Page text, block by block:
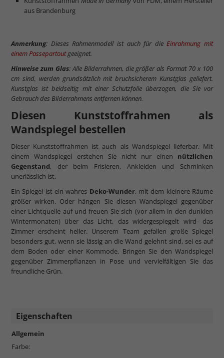
aus Brandenburg
Anmerkung: Dieses Rahmenmodell ist auch für dieEinrahmung mit
einem Passepartoutgeeignet.
Hinweise zum Glas: Alle Bilderrahmen, die größer als Format 70 x 100
cm sind, werden grundsätzlich mit bruchsicherem Kunstglas geliefert.
Kunstglas ist beidseitig mit einer Schutzfolie überzogen, die Sie vor
Gebrauch des Bilderrahmens entfernen können.
Diesen Kunststoffrahmen als
Wandspiegel bestellen
Dieser Kunststoffrahmen ist auch als Wandspiegel lieferbar. Mit
einem Wandspiegel erstehen Sie nicht nur einen nützlichen
Gegenstand, der beim Frisieren, Ankleiden und Schminken
unerlässlich ist.
Ein Spiegel ist ein wahres Deko-Wunder, mit dem kleinere Räume
größer wirken. Oder hängen Sie diesen Wandspiegel gegenüber
einer Lichtquelle auf und freuen Sie sich (vor allem in den dunklen
Wintermonaten) über das Licht, das widergespiegelt wird- das
Zimmer erscheint heller. Unserem Team gefallen große Spiegel
besonders gut, wenn sie lässig an die Wand gelehnt sind, sei es auf
dem Boden oder einer Kommode. Bringen Sie den Wandspiegel
gegenüber Zimmerpflanzen in Pose und vervielfältigen Sie das
freundliche Grün.
Eigenschaften
Allgemein
Farbe: